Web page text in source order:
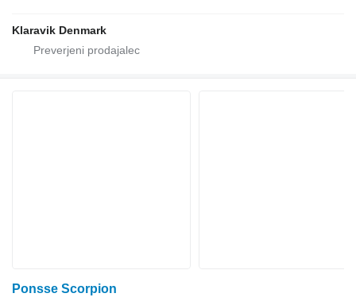
Klaravik Denmark
Ponsse Scorpion